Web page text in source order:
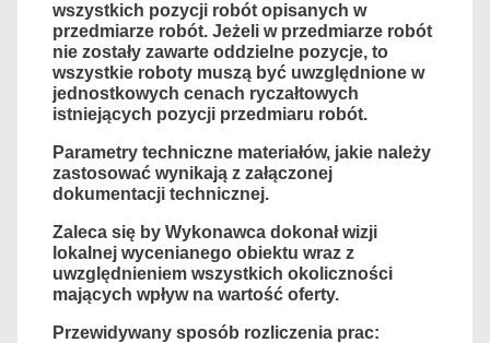
wszystkich pozycji robót opisanych w
przedmiarze robót. Jeżeli w przedmiarze robót
nie zostały zawarte oddzielne pozycje, to
wszystkie roboty muszą być uwzględnione w
jednostkowych cenach ryczałtowych
istniejących pozycji przedmiaru robót.
Parametry techniczne materiałów, jakie należy
zastosować wynikają z załączonej
dokumentacji technicznej.
Zaleca się by Wykonawca dokonał wizji
lokalnej wycenianego obiektu wraz z
uwzględnieniem wszystkich okoliczności
mających wpływ na wartość oferty.
Przewidywany sposób rozliczenia prac: